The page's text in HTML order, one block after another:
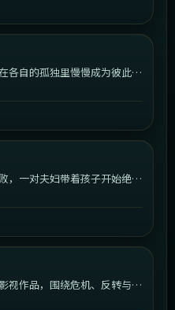
各自的孤独里慢慢成为彼此的
，一对夫妇带着孩子开始绝命
视作品，围绕危机、反转与人
荐观看。